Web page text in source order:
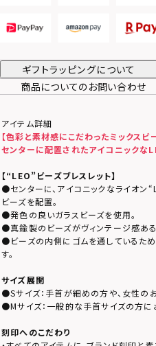
ギフトラッピングについて
商品についてのお問い合わせ
アイテム詳細
【色彩と素材感にこだわったミックスビ
センターに配置されたアイコニックな
【“LEO”ビーズブレスレット】
●センターに、アイコニックなライオン
ビーズを配置。
●発色の良いガラスビーズを使用。
●真鍮製のビーズがヴィンテージ感ある
●ビーズの内側にゴムを通しているた
す。
サイズ展開
●Sサイズ：手首が細めの方や、女性の
●Mサイズ：一般的な手首サイズの方に
刻印へのこだわり